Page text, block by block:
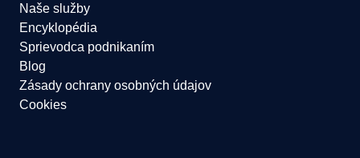
Naše služby
Encyklopédia
Sprievodca podnikaním
Blog
Zásady ochrany osobných údajov
Cookies